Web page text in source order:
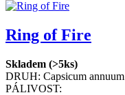
Ring of Fire
Skladem (>5ks)
DRUH: Capsicum
PÁLIVOST: